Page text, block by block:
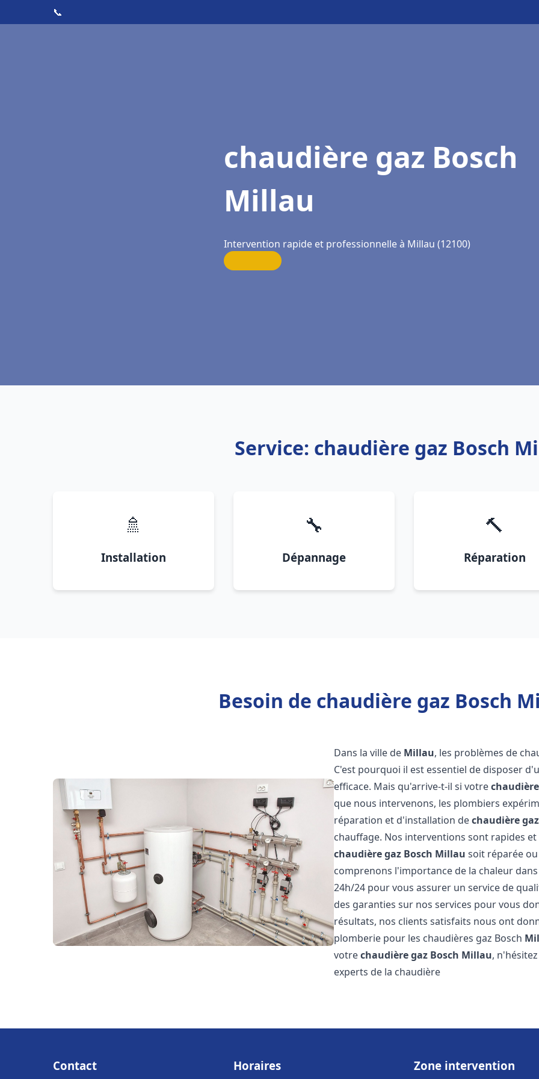
📞
chaudière gaz Bosch
Millau
Intervention rapide et professionnelle à Millau (12100)
Service: chaudière gaz Bosch
🚿
Installation
🔧
Dépannage
🔨
Réparation
Besoin de chaudière gaz Bosch
Dans la ville de Millau, les problèmes de
C'est pourquoi il est essentiel de disposer
efficace. Mais qu'arrive-t-il si votre
que nous intervenons, les plombiers
réparation et d'installation dechaudière
chauffage. Nos interventions sont rapides
chaudière gaz Bosch Millau soit réparée
comprenons l'importance de la chaleur
24h/24 pour vous assurer un service de
des garanties sur nos services pour vous
résultats, nos clients satisfaits nous ont
plomberie pour les chaudières gaz Bosch
votrechaudière gaz Bosch Millau,
experts de la chaudière
Contact Horaires Zone intervention